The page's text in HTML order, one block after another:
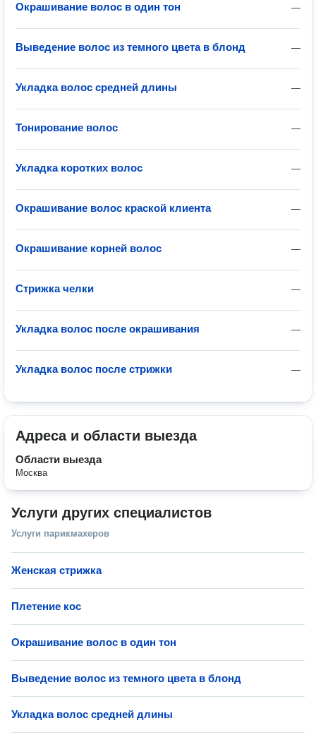
—
Окрашивание волос в один тон
—
Выведение волос из темного цвета в блонд
—
Укладка волос средней длины
—
Тонирование волос
—
Укладка коротких волос
—
Окрашивание волос краской клиента
—
Окрашивание корней волос
—
Стрижка челки
—
Укладка волос после окрашивания
—
Укладка волос после стрижки
Адреса и области выезда
Области выезда
Москва
Услуги других специалистов
Услуги парикмахеров
Женская стрижка
Плетение кос
Окрашивание волос в один тон
Выведение волос из темного цвета в блонд
Укладка волос средней длины